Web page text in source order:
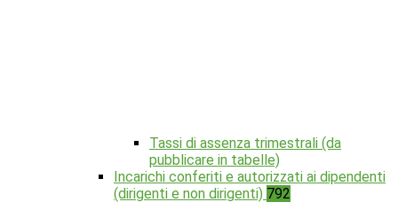
Tassi di assenza trimestrali (da
pubblicare in tabelle)
Incarichi conferiti e autorizzati ai dipendenti
(dirigenti e non dirigenti) 792